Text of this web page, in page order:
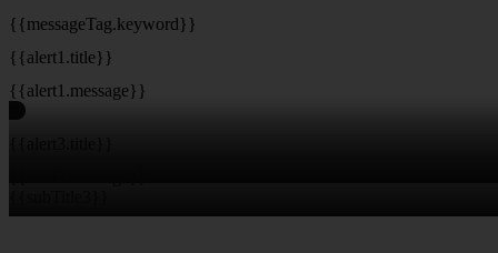
{{messageTag.keyword}}
{{alert1.title}}
{{alert1.message}}